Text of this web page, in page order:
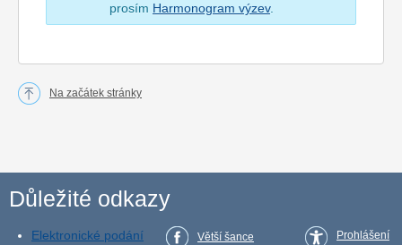
prosím Harmonogram výzev.
Na začátek stránky
Důležité odkazy
Elektronické podání
Větší šance
Prohlášení